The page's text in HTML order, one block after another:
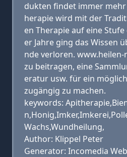
dukten findet immer mehr
herapie wird mit der
en Therapie auf eine
er Jahre ging das Wissen
nde verloren.
zu beitragen, eine
eratur usw. für ein
zugängig zu machen.
keywords:
Wachs,Wundheilung,
Author: Klippel Peter
Generator: Incomedia